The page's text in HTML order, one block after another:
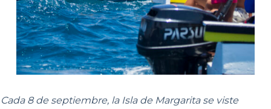
Cada 8 de septiembre, la Isla de Margarita se viste